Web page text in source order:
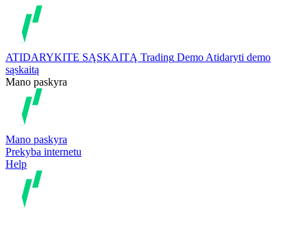
ATIDARYKITE SĄSKAITĄ Trading Demo Atidaryti demo
sąskaitą
Mano paskyra
Mano paskyra
Prekyba internetu
Help